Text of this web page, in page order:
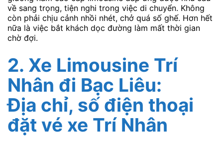
về sang trọng, tiện nghi trong việc di chuyển. Không
còn phải chịu cảnh nhồi nhét, chở quá số ghế. Hơn hết
nữa là việc bắt khách dọc đường làm mất thời gian
chờ đợi.
2. Xe Limousine Trí
Nhân đi Bạc Liêu:
Địa chỉ, số điện thoại
đặt vé xe Trí Nhân